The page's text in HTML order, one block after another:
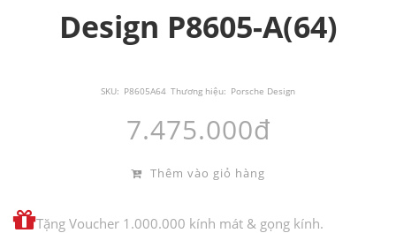
Design P8605-A(64)
SKU: P8605A64 Thương hiệu: Porsche Design
7.475.000đ
Thêm vào giỏ hàng
Tặng Voucher 1.000.000 kính mát & gọng kính.